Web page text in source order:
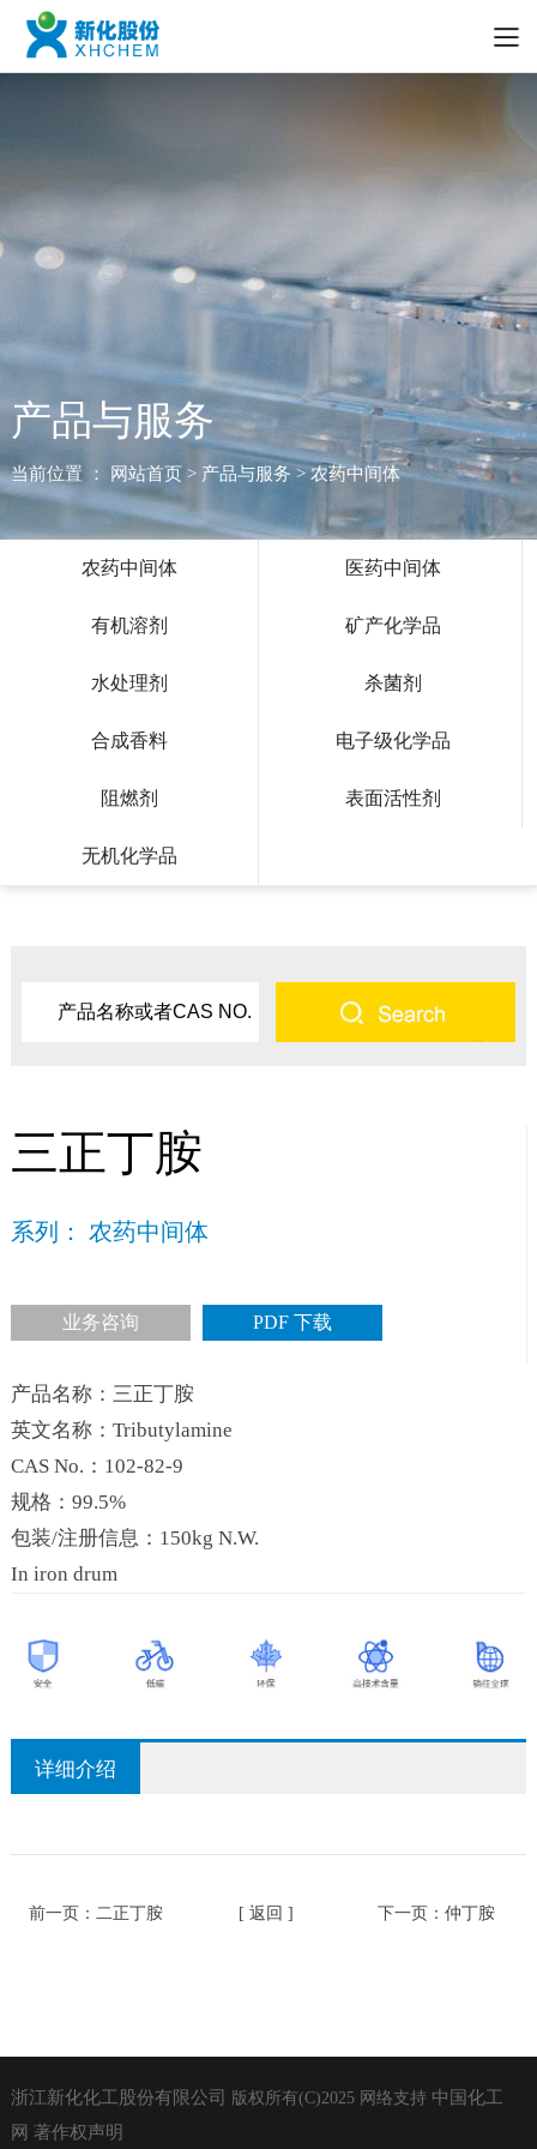
产品与服务
当前位置 ： 网站首页> 产品与服务 > 农药中间体
农药中间体 医药中间体
有机溶剂 矿产化学品
水处理剂 杀菌剂
合成香料 电子级化学品
阻燃剂 表面活性剂
无机化学品
三正丁胺
系列： 农药中间体
业务咨询 PDF 下载
产品名称：三正丁胺
英文名称：Tributylamine
CAS No.：102-82-9
规格：99.5%
包装/注册信息：150kg N.W.
In iron drum
详细介绍
前一页： 二正丁胺 [ 返回 ] 下一页： 仲丁胺
浙江新化化工股份有限公司 版权所有(C)2025网络支持 中国化工
网 著作权声明